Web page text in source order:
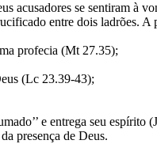
acusadores se sentiram à
entre dois ladrões.
profecia (Mt 27.35);
(Lc 23.39-43);
e entrega seu
presença de Deus.